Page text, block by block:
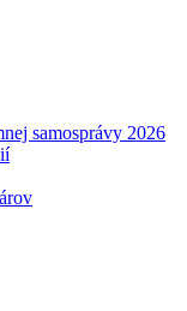
samosprávy 2026